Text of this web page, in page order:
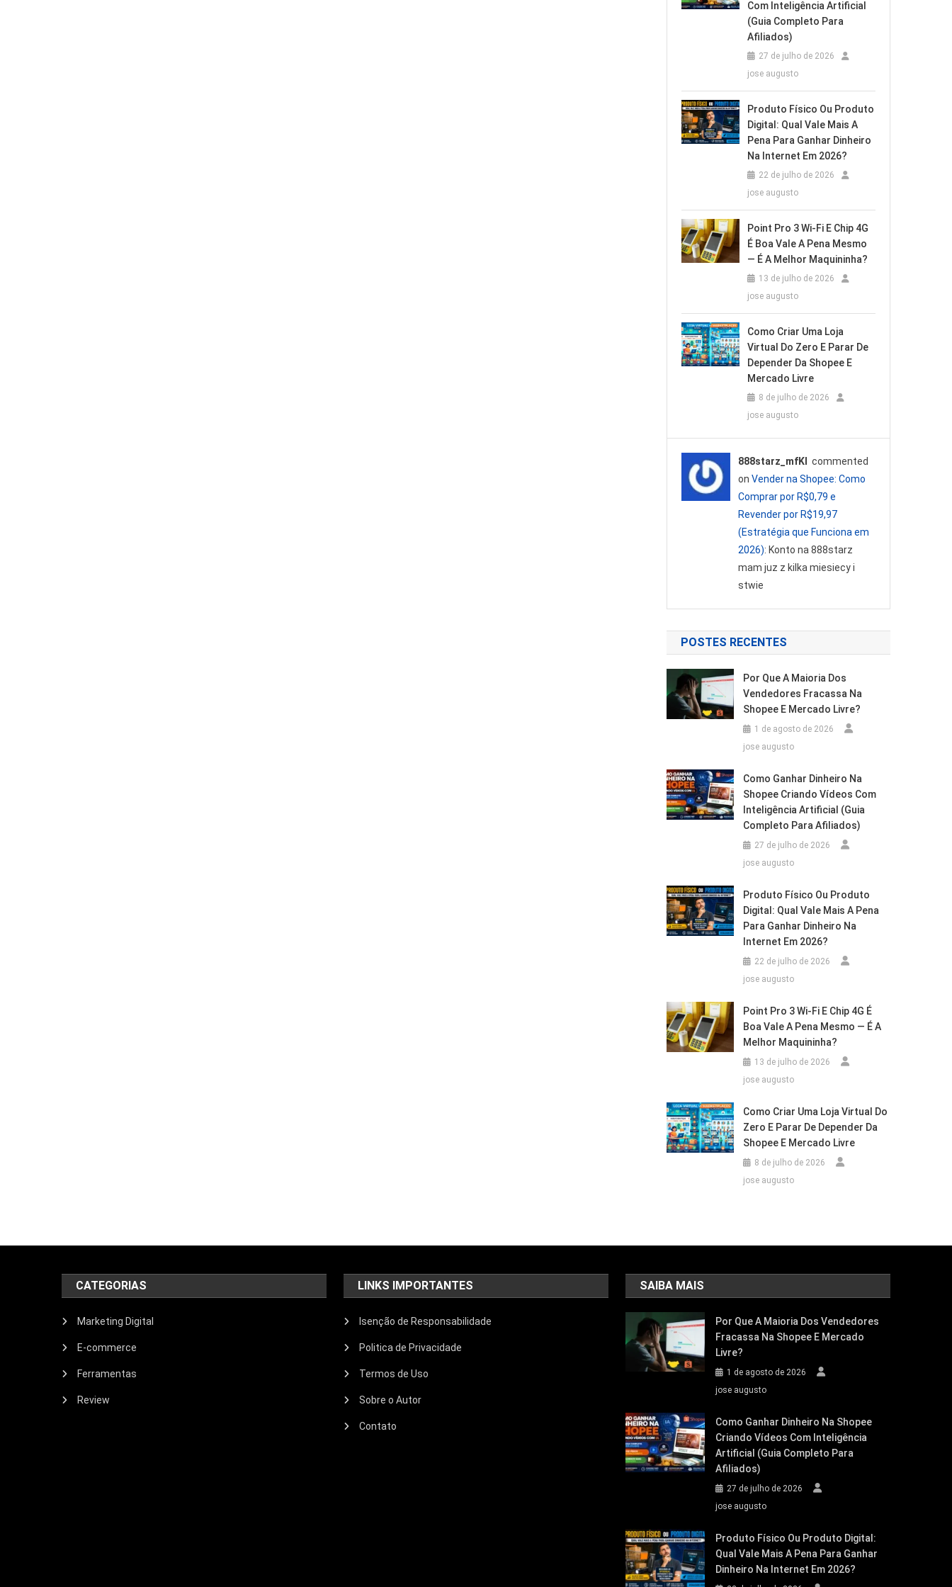
Com Inteligência Artificial
(Guia Completo Para
Afiliados)
27 de julho de 2026
jose augusto
Produto Físico Ou Produto
Digital: Qual Vale Mais A
Pena Para Ganhar Dinheiro
Na Internet Em 2026?
22 de julho de 2026
jose augusto
Point Pro 3 Wi‑Fi E Chip 4G
É Boa Vale A Pena Mesmo
— É A Melhor Maquininha?
13 de julho de 2026
jose augusto
Como Criar Uma Loja
Virtual Do Zero E Parar De
Depender Da Shopee E
Mercado Livre
8 de julho de 2026
jose augusto
888starz_mfKl
commented
on Vender na Shopee: Como
Comprar por R$0,79 e
Revender por R$19,97
(Estratégia que Funciona em
2026): Konto na 888starz
mam juz z kilka miesiecy i
stwie
POSTES RECENTES
Por Que A Maioria Dos
Vendedores Fracassa Na
Shopee E Mercado Livre?
1 de agosto de 2026
jose augusto
Como Ganhar Dinheiro Na
Shopee Criando Vídeos Com
Inteligência Artificial (Guia
Completo Para Afiliados)
27 de julho de 2026
jose augusto
Produto Físico Ou Produto
Digital: Qual Vale Mais A Pena
Para Ganhar Dinheiro Na
Internet Em 2026?
22 de julho de 2026
jose augusto
Point Pro 3 Wi‑Fi E Chip 4G É
Boa Vale A Pena Mesmo — É A
Melhor Maquininha?
13 de julho de 2026
jose augusto
Como Criar Uma Loja Virtual Do
Zero E Parar De Depender Da
Shopee E Mercado Livre
8 de julho de 2026
jose augusto
CATEGORIAS
Marketing Digital
E-commerce
Ferramentas
Review
LINKS IMPORTANTES
Isenção de Responsabilidade
Politica de Privacidade
Termos de Uso
Sobre o Autor
Contato
SAIBA MAIS
Por Que A Maioria Dos Vendedores
Fracassa Na Shopee E Mercado
Livre?
1 de agosto de 2026
jose augusto
Como Ganhar Dinheiro Na Shopee
Criando Vídeos Com Inteligência
Artificial (Guia Completo Para
Afiliados)
27 de julho de 2026
jose augusto
Produto Físico Ou Produto Digital:
Qual Vale Mais A Pena Para Ganhar
Dinheiro Na Internet Em 2026?